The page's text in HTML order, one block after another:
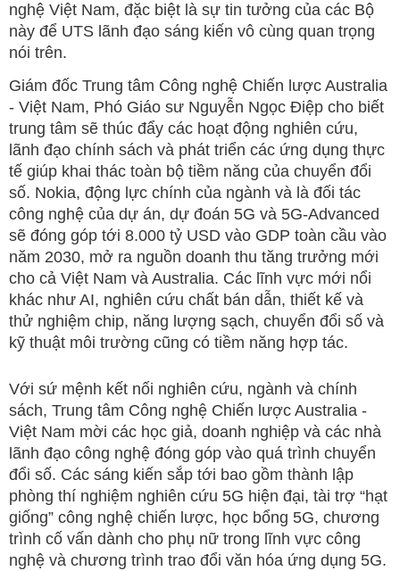
nghệ Việt Nam, đặc biệt là sự tin tưởng của các Bộ
này để UTS lãnh đạo sáng kiến vô cùng quan trọng
nói trên.
Giám đốc Trung tâm Công nghệ Chiến lược Australia
- Việt Nam, Phó Giáo sư Nguyễn Ngọc Điệp cho biết
trung tâm sẽ thúc đẩy các hoạt động nghiên cứu,
lãnh đạo chính sách và phát triển các ứng dụng thực
tế giúp khai thác toàn bộ tiềm năng của chuyển đổi
số. Nokia, động lực chính của ngành và là đối tác
công nghệ của dự án, dự đoán 5G và 5G-Advanced
sẽ đóng góp tới 8.000 tỷ USD vào GDP toàn cầu vào
năm 2030, mở ra nguồn doanh thu tăng trưởng mới
cho cả Việt Nam và Australia. Các lĩnh vực mới nổi
khác như AI, nghiên cứu chất bán dẫn, thiết kế và
thử nghiệm chip, năng lượng sạch, chuyển đổi số và
kỹ thuật môi trường cũng có tiềm năng hợp tác.
Với sứ mệnh kết nối nghiên cứu, ngành và chính
sách, Trung tâm Công nghệ Chiến lược Australia -
Việt Nam mời các học giả, doanh nghiệp và các nhà
lãnh đạo công nghệ đóng góp vào quá trình chuyển
đổi số. Các sáng kiến sắp tới bao gồm thành lập
phòng thí nghiệm nghiên cứu 5G hiện đại, tài trợ “hạt
giống” công nghệ chiến lược, học bổng 5G, chương
trình cố vấn dành cho phụ nữ trong lĩnh vực công
nghệ và chương trình trao đổi văn hóa ứng dụng 5G.